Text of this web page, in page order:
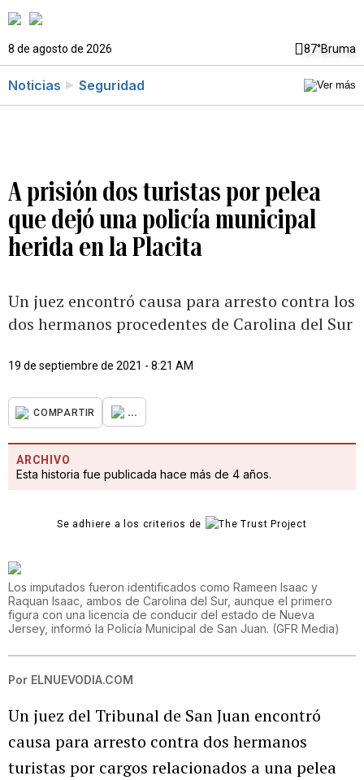
8 de agosto de 2026 87°Bruma
Noticias Seguridad
A prisión dos turistas por pelea
que dejó una policía municipal
herida en la Placita
Un juez encontró causa para arresto contra los
dos hermanos procedentes de Carolina del Sur
19 de septiembre de 2021 - 8:21 AM
COMPARTIR ...
ARCHIVO
Esta historia fue publicada hace más de 4 años.
Se adhiere a los criterios de
Los imputados fueron identificados como Rameen Isaac y
Raquan Isaac, ambos de Carolina del Sur, aunque el primero
figura con una licencia de conducir del estado de Nueva
Jersey, informó la Policía Municipal de San Juan. (GFR Media)
Por ELNUEVODIA.COM
Un juez del Tribunal de San Juan encontró
causa para arresto contra dos hermanos
turistas por cargos relacionados a una pelea